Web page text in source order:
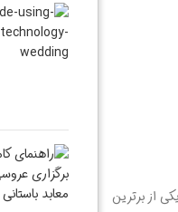
رقابتی، امکان برنامه‌ریزی لوکس در محیط‌های تاریخی و طبیعی و دسترسی آسان برای مهمانان بین‌المللی، ترکیه در سال ۲۰۲۵ یکی از برترین